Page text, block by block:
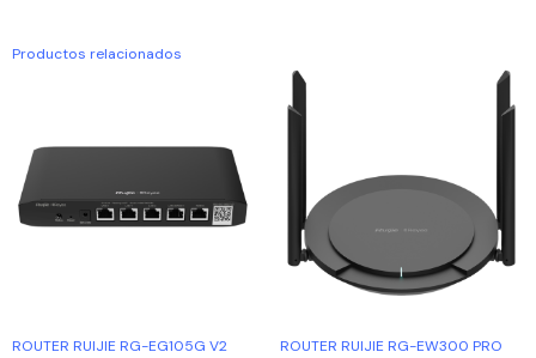
Productos relacionados
ROUTER RUIJIE RG-EG105G V2
ROUTER RUIJIE RG-EW300 PRO